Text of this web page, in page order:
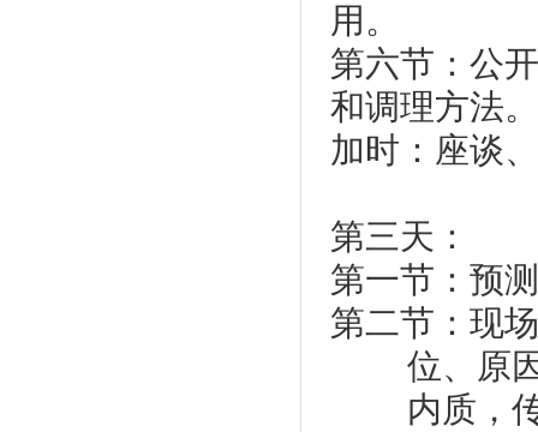
用。
第六节：公
和调理方法。
加时：座谈
第三天：
第一节：预
第二节：现
位、原
内质，